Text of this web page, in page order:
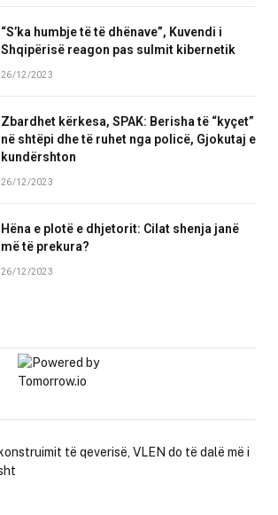
“S’ka humbje të të dhënave”, Kuvendi i
Shqipërisë reagon pas sulmit kibernetik
26/12/2023
Zbardhet kërkesa, SPAK: Berisha të “kyçet”
në shtëpi dhe të ruhet nga policë, Gjokutaj e
kundërshton
26/12/2023
Hëna e plotë e dhjetorit: Cilat shenja janë
më të prekura?
26/12/2023